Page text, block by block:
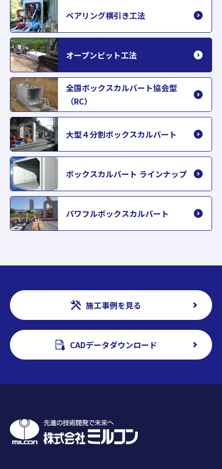
ベアリング横引き工法
オープンピット工法
全国ボックスカルバート協会型
（RC）
大型４分割ボックスカルバート
ボックスカルバート ラインナップ
パワフルボックスカルバート
施工事例を見る
CADデータダウンロード